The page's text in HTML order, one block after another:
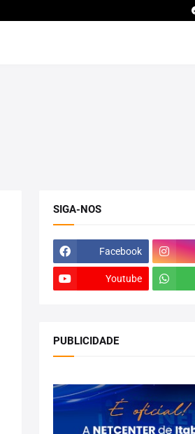
SIGA-NOS
Facebook
Youtube
PUBLICIDADE